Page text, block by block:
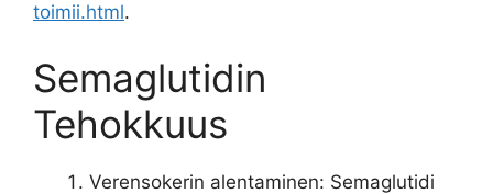
toimii.html.
Semaglutidin
Tehokkuus
Verensokerin alentaminen: Semaglutidi